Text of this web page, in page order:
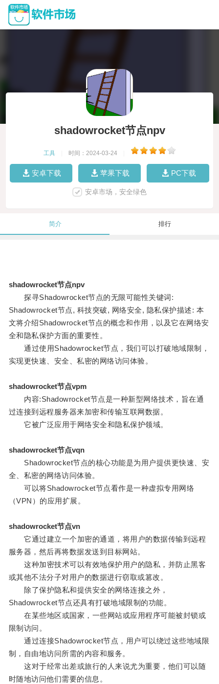
shadowrocket节点npv
工具 时间：2024-03-24
安卓下载 苹果下载 PC下载
安卓市场，安全绿色
简介 排行
shadowrocket节点npv
探寻Shadowrocket节点的无限可能性关键词:
Shadowrocket节点, 科技突破, 网络安全, 隐私保护描述: 本
文将介绍Shadowrocket节点的概念和作用，以及它在网络安
全和隐私保护方面的重要性。
通过使用Shadowrocket节点，我们可以打破地域限制，
实现更快速、安全、私密的网络访问体验。
shadowrocket节点vpm
内容:Shadowrocket节点是一种新型网络技术，旨在通
过连接到远程服务器来加密和传输互联网数据。
它被广泛应用于网络安全和隐私保护领域。
shadowrocket节点vqn
Shadowrocket节点的核心功能是为用户提供更快速、安
全、私密的网络访问体验。
可以将Shadowrocket节点看作是一种虚拟专用网络
（VPN）的应用扩展。
shadowrocket节点vn
它通过建立一个加密的通道，将用户的数据传输到远程
服务器，然后再将数据发送到目标网站。
这种加密技术可以有效地保护用户的隐私，并防止黑客
或其他不法分子对用户的数据进行窃取或篡改。
除了保护隐私和提供安全的网络连接之外，
Shadowrocket节点还具有打破地域限制的功能。
在某些地区或国家，一些网站或应用程序可能被封锁或
限制访问。
通过连接Shadowrocket节点，用户可以绕过这些地域限
制，自由地访问所需的内容和服务。
这对于经常出差或旅行的人来说尤为重要，他们可以随
时随地访问他们需要的信息。